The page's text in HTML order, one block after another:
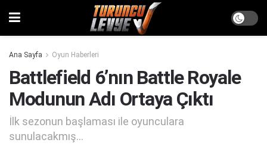
Ana Sayfa Oyun Haberleri
Battlefield 6’nın Battle Royale
Modunun Adı Ortaya Çıktı
İlk sezonun başlaması ile oyunculara
sunulacakmış...